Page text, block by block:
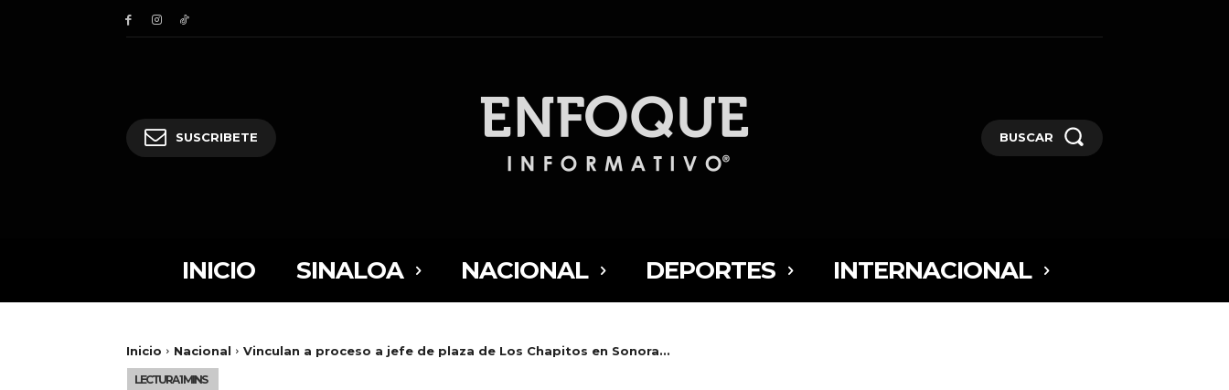
SUSCRIBETE BUSCAR
INICIO SINALOA NACIONAL DEPORTES INTERNACIONAL
Inicio Nacional Vinculan a proceso a jefe de plaza de Los Chapitos en Sonora...